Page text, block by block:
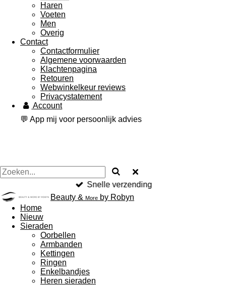
Haren
Voeten
Men
Overig
Contact
Contactformulier
Algemene voorwaarden
Klachtenpagina
Retouren
Webwinkelkeur reviews
Privacystatement
Account
💬 App mij voor persoonlijk advies
Snelle verzending
Beauty & More by Robyn
Home
Nieuw
Sieraden
Oorbellen
Armbanden
Kettingen
Ringen
Enkelbandjes
Heren sieraden